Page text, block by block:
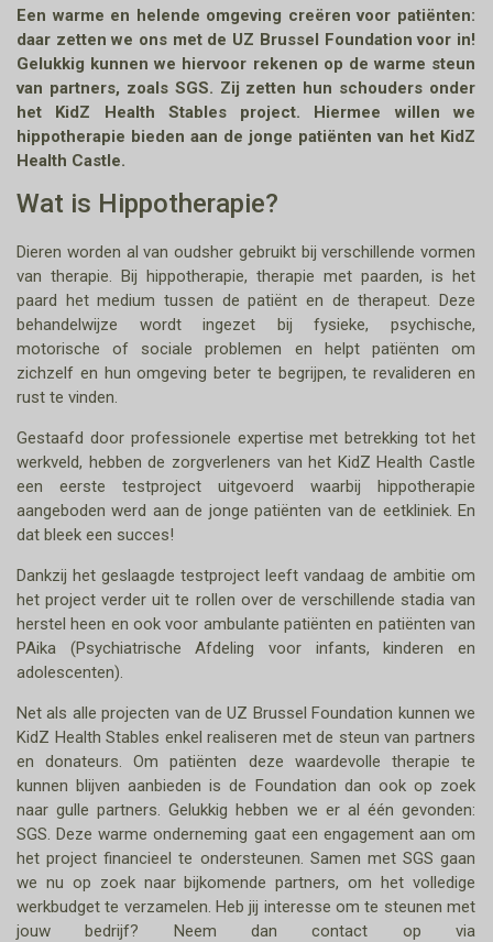
Een warme en helende omgeving creëren voor patiënten:
daar zetten we ons met de UZ Brussel Foundation voor in!
Gelukkig kunnen we hiervoor rekenen op de warme steun
van partners, zoals SGS. Zij zetten hun schouders onder
het KidZ Health Stables project. Hiermee willen we
hippotherapie bieden aan de jonge patiënten van het KidZ
Health Castle.
Wat is Hippotherapie?
Dieren worden al van oudsher gebruikt bij verschillende vormen
van therapie. Bij hippotherapie, therapie met paarden, is het
paard het medium tussen de patiënt en de therapeut. Deze
behandelwijze wordt ingezet bij fysieke, psychische,
motorische of sociale problemen en helpt patiënten om
zichzelf en hun omgeving beter te begrijpen, te revalideren en
rust te vinden.
Gestaafd door professionele expertise met betrekking tot het
werkveld, hebben de zorgverleners van het KidZ Health Castle
een eerste testproject uitgevoerd waarbij hippotherapie
aangeboden werd aan de jonge patiënten van de eetkliniek. En
dat bleek een succes!
Dankzij het geslaagde testproject leeft vandaag de ambitie om
het project verder uit te rollen over de verschillende stadia van
herstel heen en ook voor ambulante patiënten en patiënten van
PAika (Psychiatrische Afdeling voor infants, kinderen en
adolescenten).
Net als alle projecten van de UZ Brussel Foundation kunnen we
KidZ Health Stables enkel realiseren met de steun van partners
en donateurs. Om patiënten deze waardevolle therapie te
kunnen blijven aanbieden is de Foundation dan ook op zoek
naar gulle partners. Gelukkig hebben we er al één gevonden:
SGS. Deze warme onderneming gaat een engagement aan om
het project financieel te ondersteunen. Samen met SGS gaan
we nu op zoek naar bijkomende partners, om het volledige
werkbudget te verzamelen. Heb jij interesse om te steunen met
jouw bedrijf? Neem dan contact op via